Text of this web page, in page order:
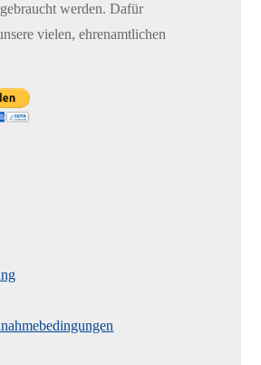
werden. Dafür
vielen, ehrenamtlichen